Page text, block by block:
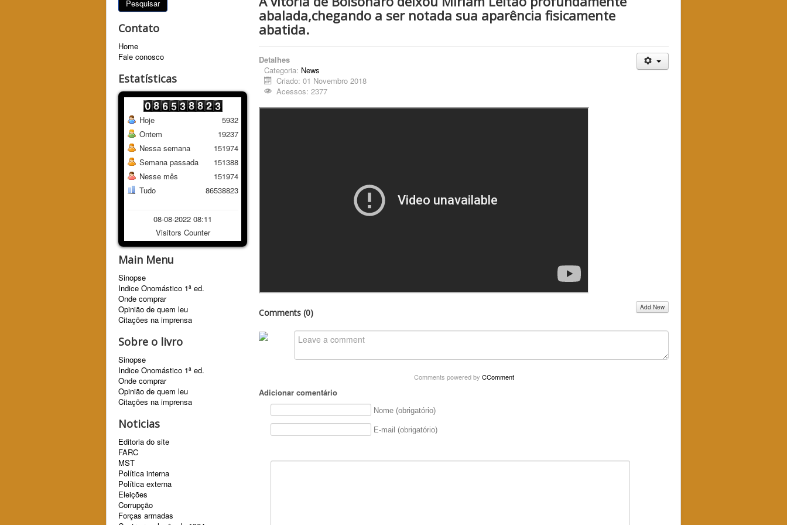
Pesquisar
Contato
Home
Fale conosco
Estatísticas
Hoje
Ontem
Nessa semana
Semana passada
Nesse mês
Tudo
5932
19237
151974
151388
151974
86538823
08-08-2022 08:11
Visitors Counter
Main Menu
Sinopse
Indice Onomástico 1ª ed.
Onde comprar
Opinião de quem leu
Citações na imprensa
Sobre o livro
Sinopse
Indice Onomástico 1ª ed.
Onde comprar
Opinião de quem leu
Citações na imprensa
Noticias
Editoria do site
FARC
MST
Política interna
Política externa
Eleições
Corrupção
Forças armadas
abalada,chegando a ser notada sua aparência fisicamente
abatida.
Detalhes
Categoria: News
Criado: 01 Novembro 2018
Acessos: 2377
Comments (0) Add New
Comments powered by CComment
Adicionar comentário
Nome (obrigatório)
E-mail (obrigatório)